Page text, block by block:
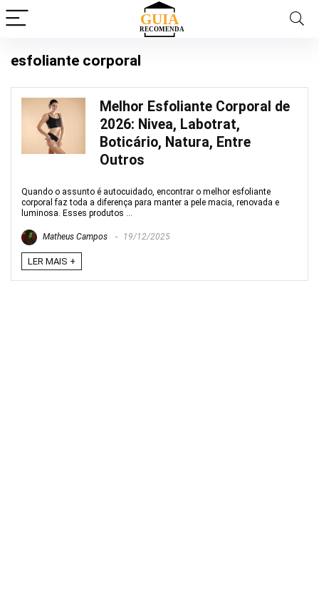
esfoliante corporal
Melhor Esfoliante Corporal de
2026: Nivea, Labotrat,
Boticário, Natura, Entre
Outros
Quando o assunto é autocuidado, encontrar o melhor esfoliante
corporal faz toda a diferença para manter a pele macia, renovada e
luminosa. Esses produtos ...
Matheus Campos 19/12/2025
LER MAIS +